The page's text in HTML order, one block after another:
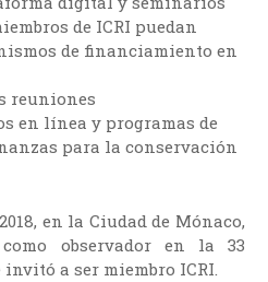
de ICRI puedan
de financiamiento en
reuniones
en línea y programas de
para la conservación
en la Ciudad de Mónaco,
observador en la 33
invitó a ser miembro ICRI.